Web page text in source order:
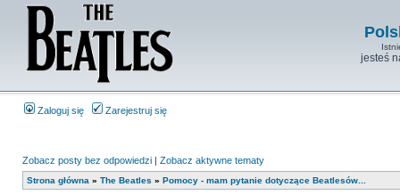
jesteś
Zaloguj się Zarejestruj się
Zobacz posty bez odpowiedzi | Zobacz aktywne tematy
Strona główna » The Beatles » Pomocy - mam pytanie dotyczące Beatlesów...